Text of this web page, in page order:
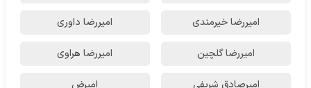
امیررضا خیرمندی امیررضا داوری
امیررضا گلچین امیررضا هراوی
امیرصادق شریفی امیرض